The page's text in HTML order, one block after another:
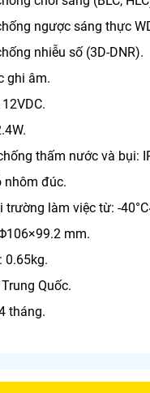
ngược sáng thực
nhiễu số (3D-DNR).
ghi âm.
thấm nước và bụi:
nhôm đúc.
trường làm việc từ: -
mm.
0.65kg.
Quốc.
tháng.